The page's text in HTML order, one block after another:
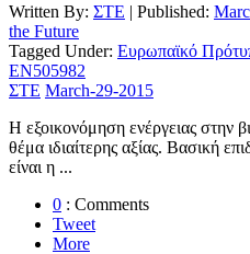
Written By: ΣΤΕ | Published:
the Future
Tagged Under: Ευρωπαϊκό
EN505982
ΣΤΕ March-29-2015
Η εξοικονόμηση ενέργειας στην
θέμα ιδιαίτερης αξίας. Βασική
είναι η ...
0 : Comments
Tweet
More